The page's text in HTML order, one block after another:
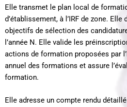
Elle transmet le plan local de
d’établissement, à l’IRF de zone.
objectifs de sélection des
l’année N. Elle valide les
actions de formation proposées par
annuel des formations et assure
formation.
Elle adresse un compte rendu